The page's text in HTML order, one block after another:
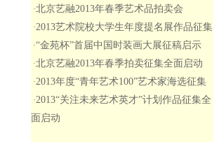
·北京艺融2013年春季艺术品拍卖会
·2013艺术院校大学生年度提名展作品征集
·“金苑杯”首届中国时装画大展征稿启示
·北京艺融2013年春季拍卖征集全面启动
·2013年度“青年艺术100”艺术家海选征集
·2013“关注未来艺术英才”计划作品征集全
面启动